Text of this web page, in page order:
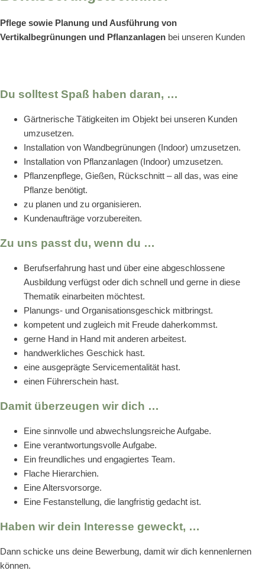
Pflege sowie Planung und Ausführung von
Vertikalbegrünungen und Pflanzanlagen bei unseren Kunden
Du solltest Spaß haben daran, …
Gärtnerische Tätigkeiten im Objekt bei unseren Kunden
umzusetzen.
Installation von Wandbegrünungen (Indoor) umzusetzen.
Installation von Pflanzanlagen (Indoor) umzusetzen.
Pflanzenpflege, Gießen, Rückschnitt – all das, was eine
Pflanze benötigt.
zu planen und zu organisieren.
Kundenaufträge vorzubereiten.
Zu uns passt du, wenn du …
Berufserfahrung hast und über eine abgeschlossene
Ausbildung verfügst oder dich schnell und gerne in diese
Thematik einarbeiten möchtest.
Planungs- und Organisationsgeschick mitbringst.
kompetent und zugleich mit Freude daherkommst.
gerne Hand in Hand mit anderen arbeitest.
handwerkliches Geschick hast.
eine ausgeprägte Servicementalität hast.
einen Führerschein hast.
Damit überzeugen wir dich …
Eine sinnvolle und abwechslungsreiche Aufgabe.
Eine verantwortungsvolle Aufgabe.
Ein freundliches und engagiertes Team.
Flache Hierarchien.
Eine Altersvorsorge.
Eine Festanstellung, die langfristig gedacht ist.
Haben wir dein Interesse geweckt, …
Dann schicke uns deine Bewerbung, damit wir dich kennenlernen
können.